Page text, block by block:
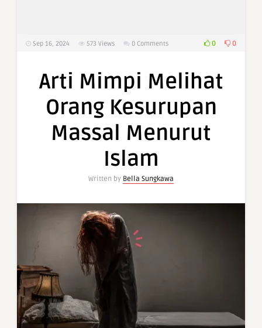
Sep 16, 2024 573 Views 0 Comments 0 0
Arti Mimpi Melihat
Orang Kesurupan
Massal Menurut
Islam
Written by Bella Sungkawa